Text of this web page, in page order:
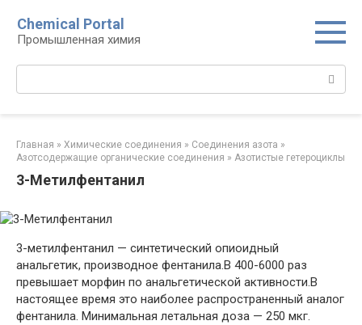
контенту
Chemical Portal
Промышленная химия
Главная » Химические соединения » Соединения азота »
Азотсодержащие органические соединения » Азотистые гетероциклы‎
3-Метилфентанил
3-метилфентанил — синтетический опиоидный
анальгетик, производное фентанила.В 400-6000 раз
превышает морфин по анальгетической активности.В
настоящее время это наиболее распространенный аналог
фентанила. Минимальная летальная доза — 250 мкг.